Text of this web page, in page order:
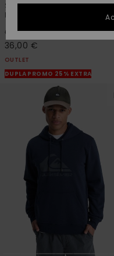
mais
PRESENTE
LISTA DE
DESEJO
Sweatshirt com capuz Preto
homem
60,00 € 40%
36,00 €
OUTLET
DUPLA PROMO 25% EXTRA